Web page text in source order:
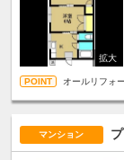
オールリフォ
マンション